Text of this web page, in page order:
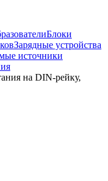
Блоки
Зарядные устройства
источники
на DIN-рейку,